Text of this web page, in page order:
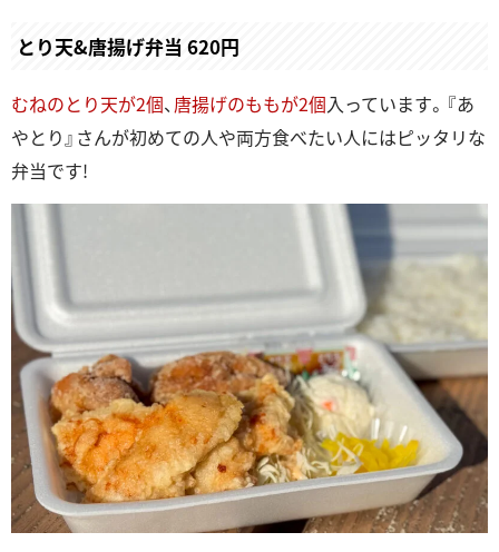
とり天&唐揚げ弁当 620円
むねのとり天が2個、 唐揚げのももが2個入っています。『あ
やとり』さんが初めての人や両方食べたい人にはピッタリな
弁当です!